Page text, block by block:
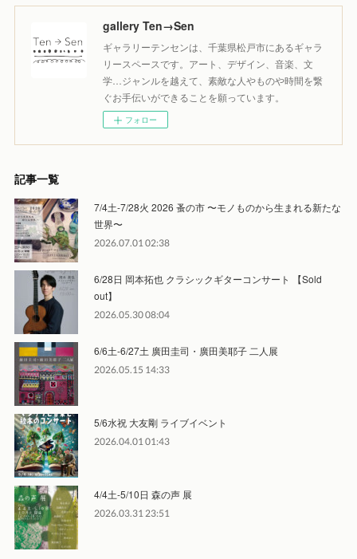
gallery Ten→Sen
ギャラリーテンセンは、千葉県松戸市にあるギャラ
リースペースです。アート、デザイン、音楽、文
学…ジャンルを越えて、素敵な人やものや時間を繋
ぐお手伝いができることを願っています。
フォロー
記事一覧
7/4土-7/28火 2026 蚤の市 〜モノものから生まれる新たな
世界〜
2026.07.01 02:38
6/28日 岡本拓也 クラシックギターコンサート 【Sold
out】
2026.05.30 08:04
6/6土-6/27土 廣田圭司・廣田美耶子 二人展
2026.05.15 14:33
5/6水祝 大友剛 ライブイベント
2026.04.01 01:43
4/4土-5/10日 森の声 展
2026.03.31 23:51